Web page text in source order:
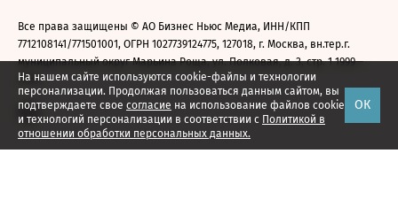
На нашем сайте используются cookie-файлы и технологии
персонализации. Продолжая пользоваться данным сайтом, вы
подтверждаете свое согласие на использование файлов cookie
и технологий персонализации в соответствии с Политикой в
отношении обработки персональных данных.
ОК
Все права защищены © АО Бизнес Ньюс Медиа, ИНН/КПП
7712108141/771501001, ОГРН 1027739124775, 127018, г. Москва, вн.тер.г.
муниципальный округ Марьина Роща, ул. Полковая, д. 3, стр. 1 1999—
2026